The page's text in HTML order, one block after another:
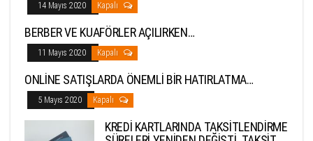
14 Mayıs 2020 Kapalı
BERBER VE KUAFÖRLER AÇILIRKEN…
11 Mayıs 2020 Kapalı
ONLİNE SATIŞLARDA ÖNEMLİ BİR HATIRLATMA…
5 Mayıs 2020 Kapalı
KREDİ KARTLARINDA TAKSİTLENDİRME